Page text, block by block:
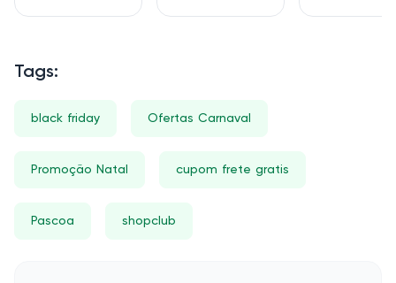
Tags:
black friday Ofertas Carnaval
Promoção Natal cupom frete gratis
Pascoa shopclub